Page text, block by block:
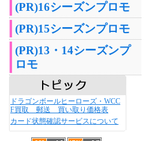
(PR)16シーズンプロモ
(PR)15シーズンプロモ
(PR)13・14シーズンプ
ロモ
ドラゴンボールヒーローズ・WCC
F買取 郵送 買い取り価格表
カード状態確認サービスについて